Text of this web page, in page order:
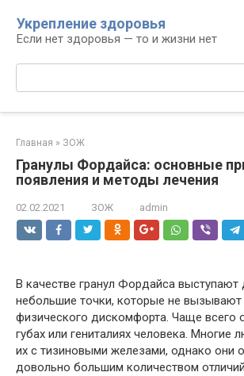
контенту
Укрепление здоровья
Если нет здоровья — то и жизни нет
Поиск:
Главная » ЗОЖ
Гранулы Фордайса: основные
появления и методы лечения
02.02.2021 ЗОЖ admin
В качестве гранул Фордайса выступают
небольшие точки, которые не вызывают
физического дискомфорта. Чаще всего
губах или гениталиях человека. Многие
их с тизиновыми железами, однако они
довольно большим количеством